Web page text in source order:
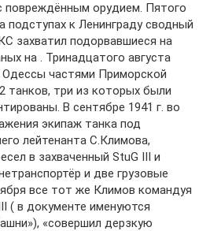
повреждённым орудием. Пятого
подступах к Ленинграду сводный
захватил подорвавшиеся на
на . Тринадцатого августа
Одессы частями Приморской
танков, три из которых были
В сентябре 1941 г. во
экипаж танка под
лейтенанта С.Климова,
в захваченный StuG III и
и две грузовые
все тот же Климов командуя
( в документе именуются
«совершил дерзкую